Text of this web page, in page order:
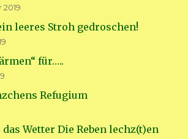
leeres Stroh gedroschen!
für…..
Refugium
Wetter Die Reben lechz(t)en